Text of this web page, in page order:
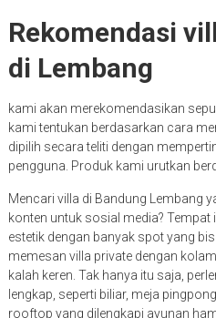
Rekomendasi
di Lembang
kami akan merekomendasikan
kami tentukan berdasarkan cara
dipilih secara teliti dengan
pengguna. Produk kami urutkan
Mencari villa di Bandung Lembang
konten untuk sosial media? Tempat
estetik dengan banyak spot yang
memesan villa private dengan
kalah keren. Tak hanya itu saja,
lengkap, seperti biliar, meja
rooftop yang dilengkapi ayunan